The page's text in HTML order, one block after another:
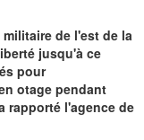
de l'est de la
jusqu'à ce
pour
otage pendant
rapporté l'agence de